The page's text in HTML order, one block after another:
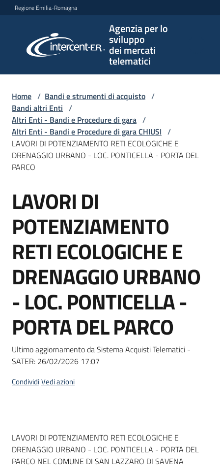
Vai al contenuto
Vai alla navigazione
Vai al footer
Regione Emilia-Romagna
Agenzia per lo
sviluppo
dei mercati
telematici
per lo
sviluppo
telematici
L'Agenzia
e
strumenti
acquisto
Supporto
Piattaforme
telematiche
Seguici
su
Home / Bandi e strumenti di acquisto /
Bandi altri Enti /
Altri Enti - Bandi e Procedure di gara /
Altri Enti - Bandi e Procedure di gara CHIUSI /
LAVORI DI POTENZIAMENTO RETI ECOLOGICHE E
DRENAGGIO URBANO - LOC. PONTICELLA - PORTA DEL
PARCO
Salta al contenuto
LAVORI DI
POTENZIAMENTO
RETI ECOLOGICHE E
DRENAGGIO URBANO
- LOC. PONTICELLA -
PORTA DEL PARCO
Ultimo aggiornamento da Sistema Acquisti Telematici -
SATER: 26/02/2026 17:07
CondividiVedi azioni
Dati del bando
LAVORI DI POTENZIAMENTO RETI ECOLOGICHE E
DRENAGGIO URBANO - LOC. PONTICELLA - PORTA DEL
PARCO NEL COMUNE DI SAN LAZZARO DI SAVENA